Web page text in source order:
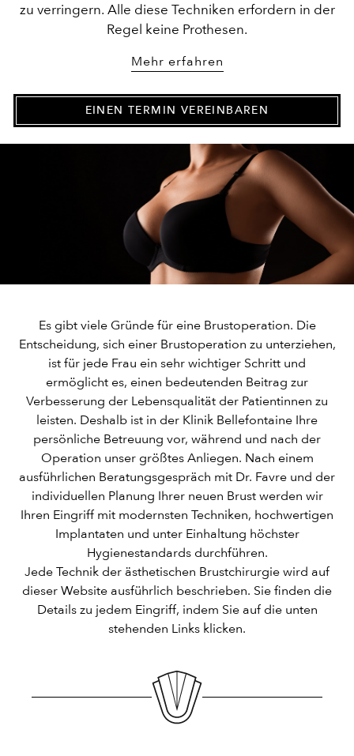
zu verringern. Alle diese Techniken erfordern in der
Regel keine Prothesen.
Mehr erfahren
EINEN TERMIN VEREINBAREN
Es gibt viele Gründe für eine Brustoperation. Die
Entscheidung, sich einer Brustoperation zu unterziehen,
ist für jede Frau ein sehr wichtiger Schritt und
ermöglicht es, einen bedeutenden Beitrag zur
Verbesserung der Lebensqualität der Patientinnen zu
leisten. Deshalb ist in der Klinik Bellefontaine Ihre
persönliche Betreuung vor, während und nach der
Operation unser größtes Anliegen. Nach einem
ausführlichen Beratungsgespräch mit Dr. Favre und der
individuellen Planung Ihrer neuen Brust werden wir
Ihren Eingriff mit modernsten Techniken, hochwertigen
Implantaten und unter Einhaltung höchster
Hygienestandards durchführen.
Jede Technik der ästhetischen Brustchirurgie wird auf
dieser Website ausführlich beschrieben. Sie finden die
Details zu jedem Eingriff, indem Sie auf die unten
stehenden Links klicken.